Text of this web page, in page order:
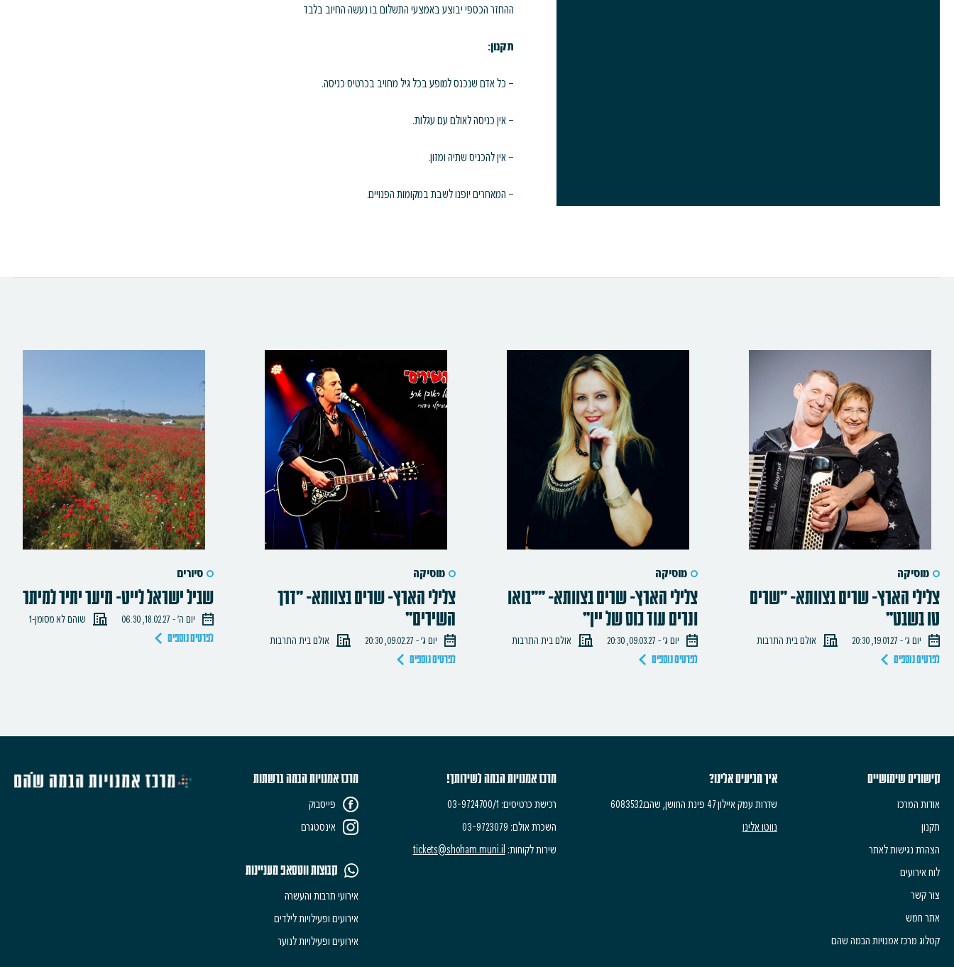
ההחזר הכספי יבוצע באמצעי התשלום בו נעשה החיוב בלבד
תקנון:
– כל אדם שנכנס למופע בכל גיל מחויב בכרטיס כניסה.
– אין כניסה לאולם עם עגלות.
– אין להכניס שתיה ומזון.
– המאחרים יופנו לשבת במקומות הפנויים.
מוסיקה
צלילי הארץ- שרים בצוותא- "שרים
טו בשבט"
יום ג׳ - 19.01.27, 20:30 אולם בית התרבות
לפרטים נוספים
מוסיקה
צלילי הארץ- שרים בצוותא- ""בואו
ונרים עוד כוס של יין"
יום ג׳ - 09.03.27, 20:30 אולם בית התרבות
לפרטים נוספים
מוסיקה
צלילי הארץ- שרים בצוותא- "דרך
השירים"
יום ג׳ - 09.02.27, 20:30 אולם בית התרבות
לפרטים נוספים
סיורים
שביל ישראל לייט- מיער יתיר למיתר
יום ה׳ - 18.02.27, 06:30 שוהם לא מסומן-1
לפרטים נוספים
קישורים שימושיים
אודות המרכז
תקנון
הצהרת נגישות לאתר
לוח אירועים
צור קשר
אתר חמש
קטלוג מרכז אמנויות הבמה שהם
איך מגיעים אלינו?
שדרות עמק איילון 47 פינת החושן, שהם.6083532
נווטו אלינו
מרכז אמנויות הבמה לשירותך!
רכישת כרטיסים: 03-9724700/1
השכרת אולם: 03-9723079
שירות לקוחות:tickets@shoham.muni.il
מרכז אמנויות הבמה ברשתות
פייסבוק
אינסטגרם
קבוצות ווטסאפ מעניינות
אירועי תרבות והעשרה
אירועים ופעילויות לילדים
אירועים ופעילויות לנוער